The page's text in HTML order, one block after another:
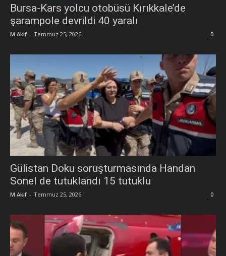
Bursa-Kars yolcu otobüsü Kırıkkale’de
şarampole devrildi 40 yaralı
M.Akif - Temmuz 25, 2026 0
Gülistan Doku soruşturmasında Handan
Sonel de tutuklandı 15 tutuklu
M.Akif - Temmuz 25, 2026 0